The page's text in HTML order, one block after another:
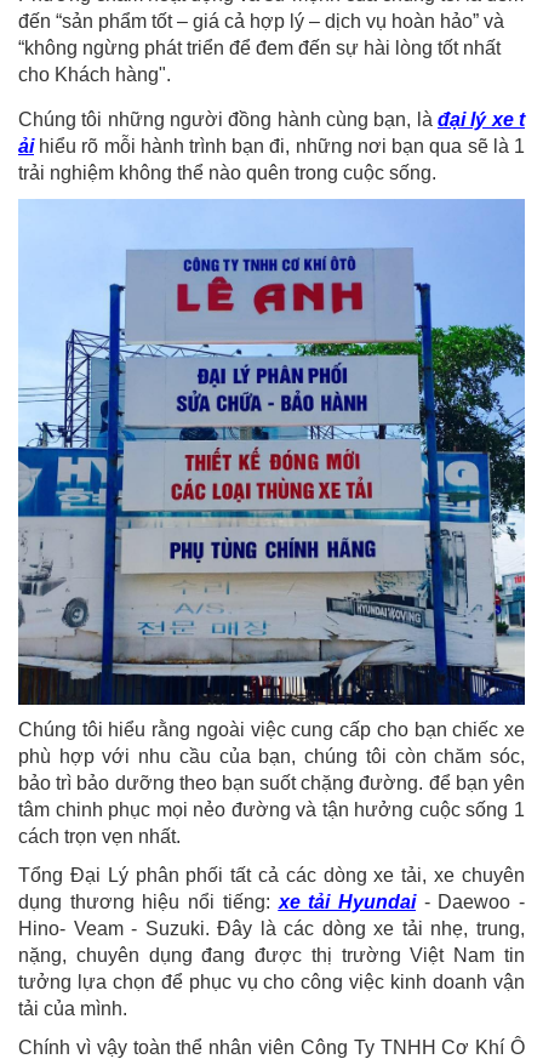
đến “sản phẩm tốt – giá cả hợp lý – dịch vụ hoàn hảo” và
“không ngừng phát triển để đem đến sự hài lòng tốt nhất
cho Khách hàng".
Chúng tôi những người đồng hành cùng bạn, là đại lý xe t
ảihiểu rõ mỗi hành trình bạn đi, những nơi bạn qua sẽ là 1
trải nghiệm không thể nào quên trong cuộc sống.
Chúng tôi hiểu rằng ngoài việc cung cấp cho bạn chiếc xe
phù hợp với nhu cầu của bạn, chúng tôi còn chăm sóc,
bảo trì bảo dưỡng theo bạn suốt chặng đường. để bạn yên
tâm chinh phục mọi nẻo đường và tận hưởng cuộc sống 1
cách trọn vẹn nhất.
Tổng Đại Lý phân phối tất cả các dòng xe tải, xe chuyên
dụng thương hiệu nổi tiếng: xe tải Hyundai- Daewoo -
Hino- Veam - Suzuki. Đây là các dòng xe tải nhẹ, trung,
nặng, chuyên dụng đang được thị trường Việt Nam tin
tưởng lựa chọn để phục vụ cho công việc kinh doanh vận
tải của mình.
Chính vì vậy toàn thể nhân viên Công Ty TNHH Cơ Khí Ô